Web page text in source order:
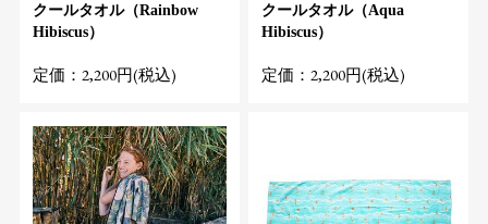
クールタオル（Rainbow
Hibiscus）
定価：2,200円(税込)
クールタオル（Aqua
Hibiscus）
定価：2,200円(税込)